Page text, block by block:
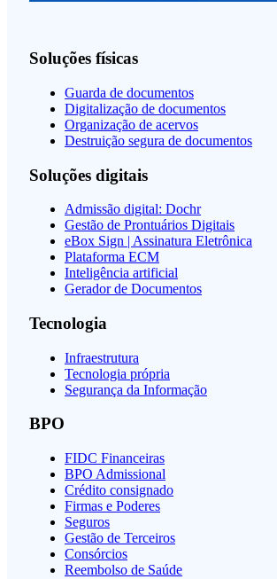
Soluções físicas
Guarda de documentos
Digitalização de documentos
Organização de acervos
Destruição segura de documentos
Soluções digitais
Admissão digital: Dochr
Gestão de Prontuários Digitais
eBox Sign | Assinatura Eletrônica
Plataforma ECM
Inteligência artificial
Gerador de Documentos
Tecnologia
Infraestrutura
Tecnologia própria
Segurança da Informação
BPO
FIDC Financeiras
BPO Admissional
Crédito consignado
Firmas e Poderes
Seguros
Gestão de Terceiros
Consórcios
Reembolso de Saúde